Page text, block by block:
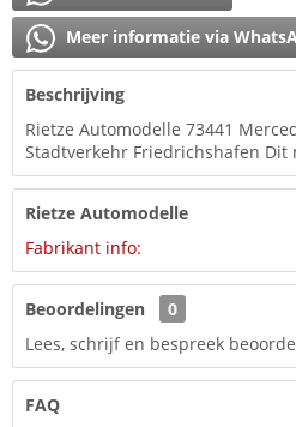
Meer informatie via
Beschrijving
Rietze Automodelle 73441
Stadtverkehr Friedrichshafen Dit
Rietze Automodelle
Fabrikant info:
Beoordelingen
0
Lees, schrijf en bespreek
FAQ